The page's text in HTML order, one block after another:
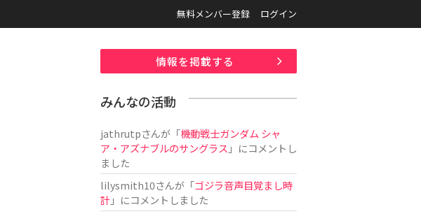
無料メンバー登録 ログイン
情報を掲載する
みんなの活動
jathrutpさんが「機動戦士ガンダム シャ
ア・アズナブルのサングラス 」にコメントし
ました
lilysmith10さんが「ゴジラ音声目覚まし時
計」にコメントしました